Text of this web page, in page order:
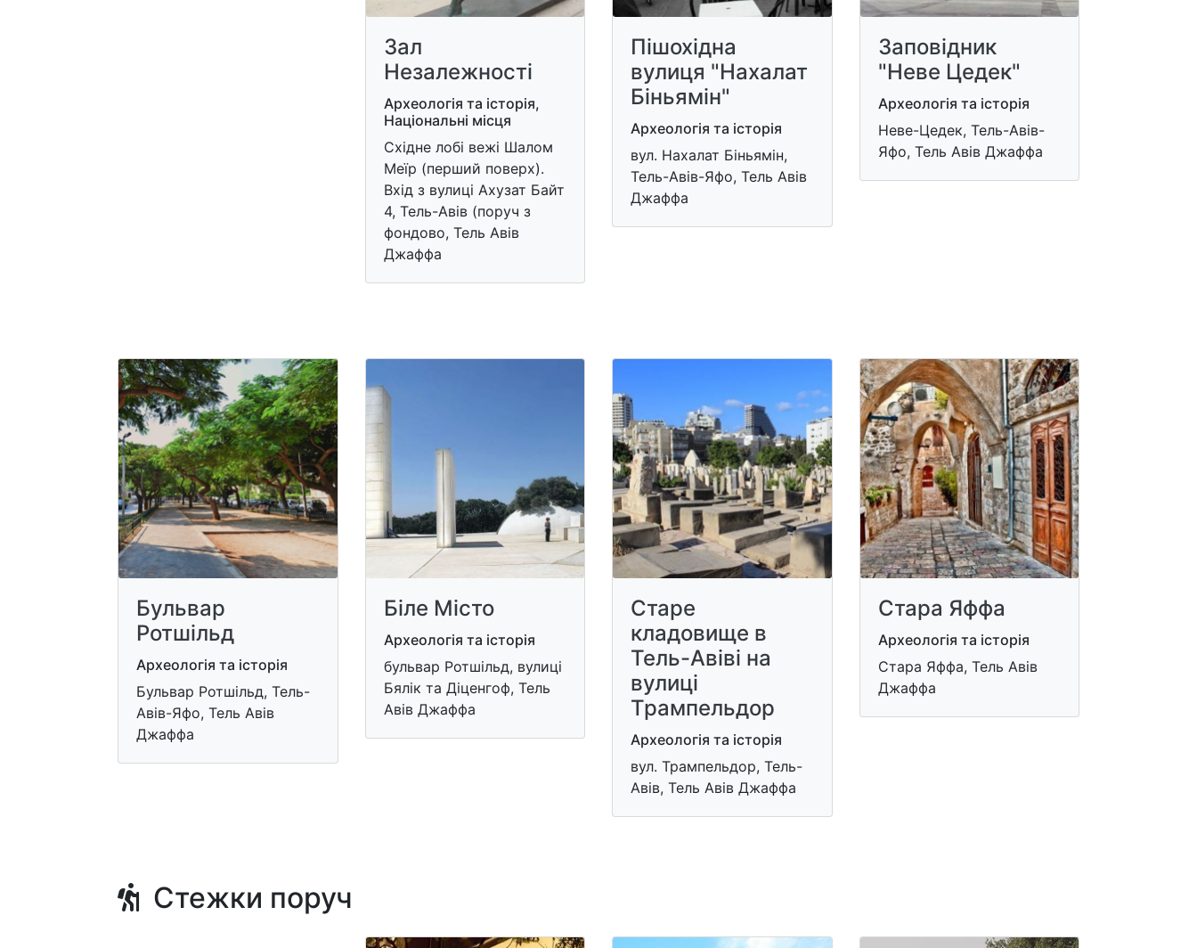
Зал
Незалежності
Археологія та історія,
Національні місця
Східне лобі вежі Шалом
Меїр (перший поверх).
Вхід з вулиці Ахузат Байт
4, Тель-Авів (поруч з
фондово, Тель Авів
Джаффа
Пішохідна
вулиця "Нахалат
Біньямін"
Археологія та історія
вул. Нахалат Біньямін,
Тель-Авів-Яфо, Тель Авів
Джаффа
Заповідник
"Неве Цедек"
Археологія та історія
Неве-Цедек, Тель-Авів-
Яфо, Тель Авів Джаффа
Бульвар
Ротшільд
Археологія та історія
Бульвар Ротшільд, Тель-
Авів-Яфо, Тель Авів
Джаффа
Біле Місто
Археологія та історія
бульвар Ротшільд, вулиці
Бялік та Діценгоф, Тель
Авів Джаффа
Старе
кладовище в
Тель-Авіві на
вулиці
Трампельдор
Археологія та історія
вул. Трампельдор, Тель-
Авів, Тель Авів Джаффа
Стара Яффа
Археологія та історія
Стара Яффа, Тель Авів
Джаффа
Стежки поруч